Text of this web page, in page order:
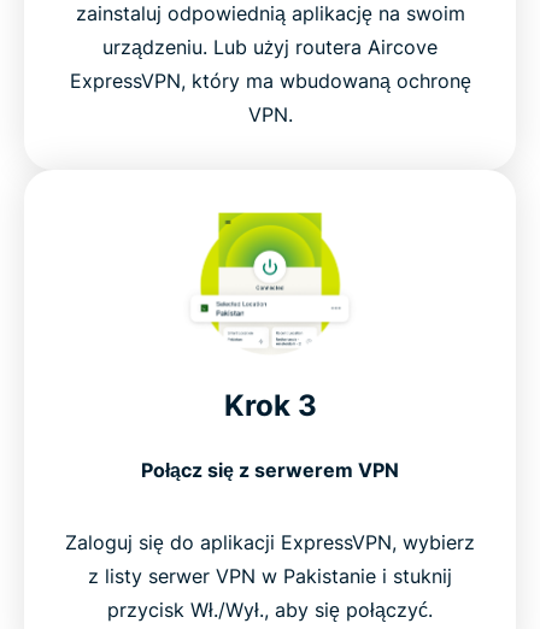
zainstaluj odpowiednią aplikację na swoim
urządzeniu. Lub użyj routera Aircove
ExpressVPN, który ma wbudowaną ochronę
VPN.
Krok 3
Połącz się z serwerem VPN
Zaloguj się do aplikacji ExpressVPN, wybierz
z listy serwer VPN w Pakistanie i stuknij
przycisk Wł./Wył., aby się połączyć.